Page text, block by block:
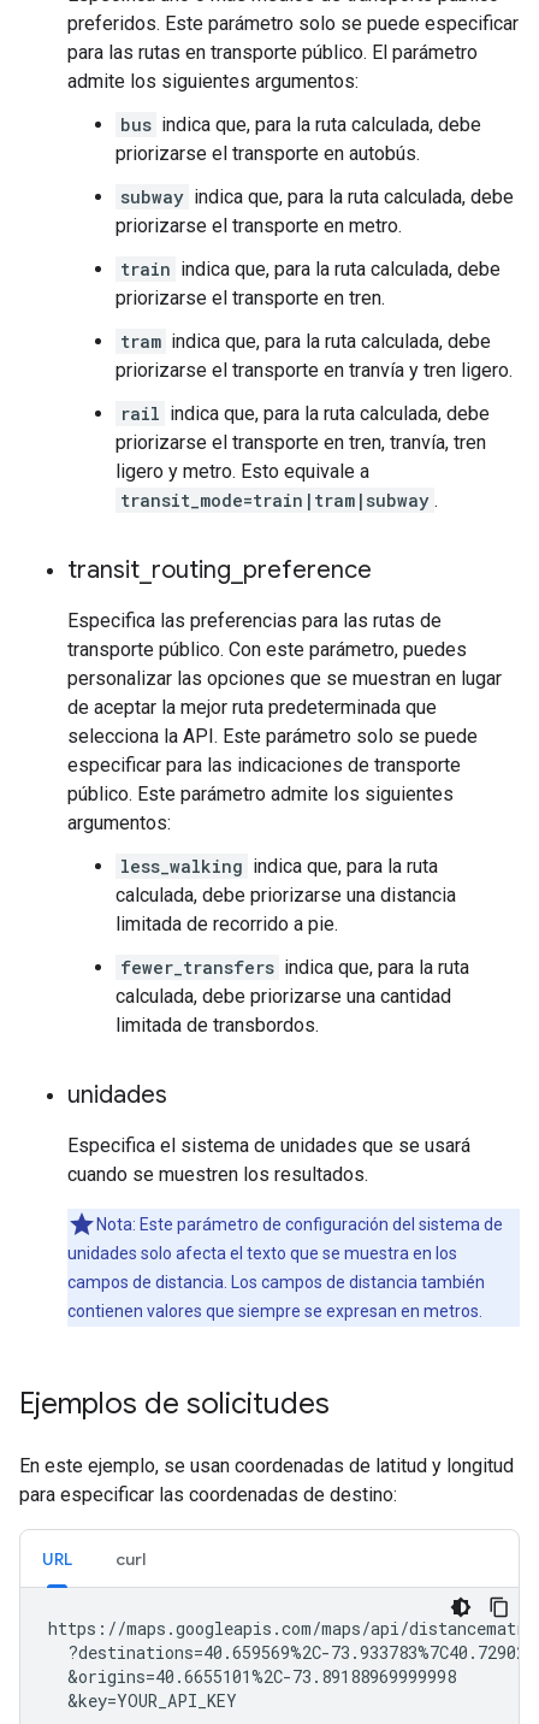
preferidos. Este parámetro solo se puede especificar
para las rutas en transporte público. El parámetro
admite los siguientes argumentos:
bus indica que, para la ruta calculada, debe
priorizarse el transporte en autobús.
subway indica que, para la ruta calculada, debe
priorizarse el transporte en metro.
train indica que, para la ruta calculada, debe
priorizarse el transporte en tren.
tram indica que, para la ruta calculada, debe
priorizarse el transporte en tranvía y tren ligero.
rail indica que, para la ruta calculada, debe
priorizarse el transporte en tren, tranvía, tren
ligero y metro. Esto equivale a
transit_mode=train|tram|subway .
transit routing preference
Especifica las preferencias para las rutas de
transporte público. Con este parámetro, puedes
personalizar las opciones que se muestran en lugar
de aceptar la mejor ruta predeterminada que
selecciona la API. Este parámetro solo se puede
especificar para las indicaciones de transporte
público. Este parámetro admite los siguientes
argumentos:
less_walking indica que, para la ruta
calculada, debe priorizarse una distancia
limitada de recorrido a pie.
fewer_transfers indica que, para la ruta
calculada, debe priorizarse una cantidad
limitada de transbordos.
unidades
Especifica el sistema de unidades que se usará
cuando se muestren los resultados.
Nota: Este parámetro de configuración del sistema de
unidades solo afecta el texto que se muestra en los
campos de distancia. Los campos de distancia también
contienen valores que siempre se expresan en metros.
Ejemplos de solicitudes
En este ejemplo, se usan coordenadas de latitud y longitud
para especificar las coordenadas de destino:
URL curl
https://maps.googleapis.com/maps/api/
?destinations=40.659569%2C-
  &origins=40.6655101%2C-73.89188969999998
  &key=YOUR_API_KEY